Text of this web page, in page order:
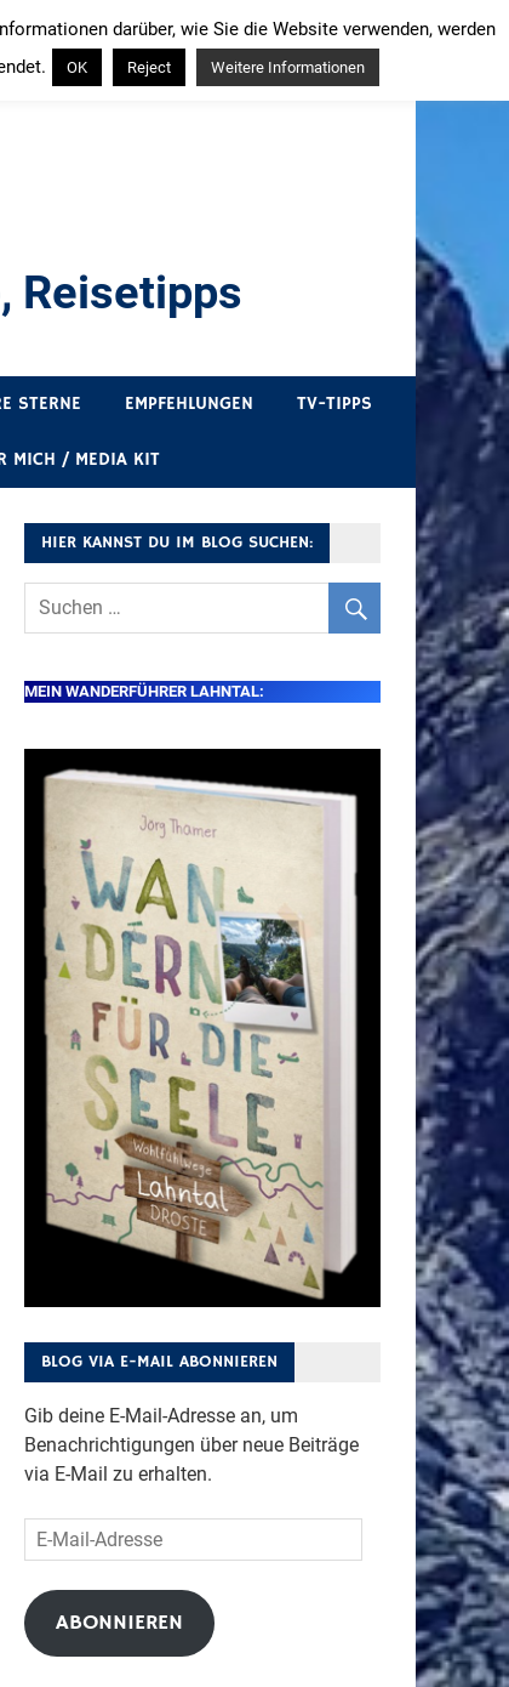
Reisetipps
STERNE EMPFEHLUNGEN TV-TIPPS
MICH / MEDIA KIT
HIER KANNST DU IM BLOG SUCHEN:
MEIN WANDERFÜHRER LAHNTAL:
BLOG VIA E-MAIL ABONNIEREN
Gib deine E-Mail-Adresse an, um
Benachrichtigungen über neue Beiträge
via E-Mail zu erhalten.
E-
Mail-
Adresse
ABONNIEREN
darüber, wie Sie die Website verwenden, werden
OK Reject Weitere Informationen